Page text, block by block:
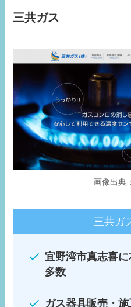
三共ガス
画像出典：
三共ガ
宜野湾市真志喜
多数
ガス器具販売・